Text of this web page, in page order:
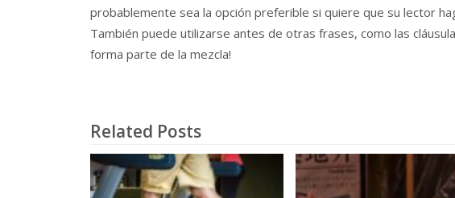
probablemente sea la opción preferible si quiere que su lector
También puede utilizarse antes de otras frases, como las
forma parte de la mezcla!
Related Posts